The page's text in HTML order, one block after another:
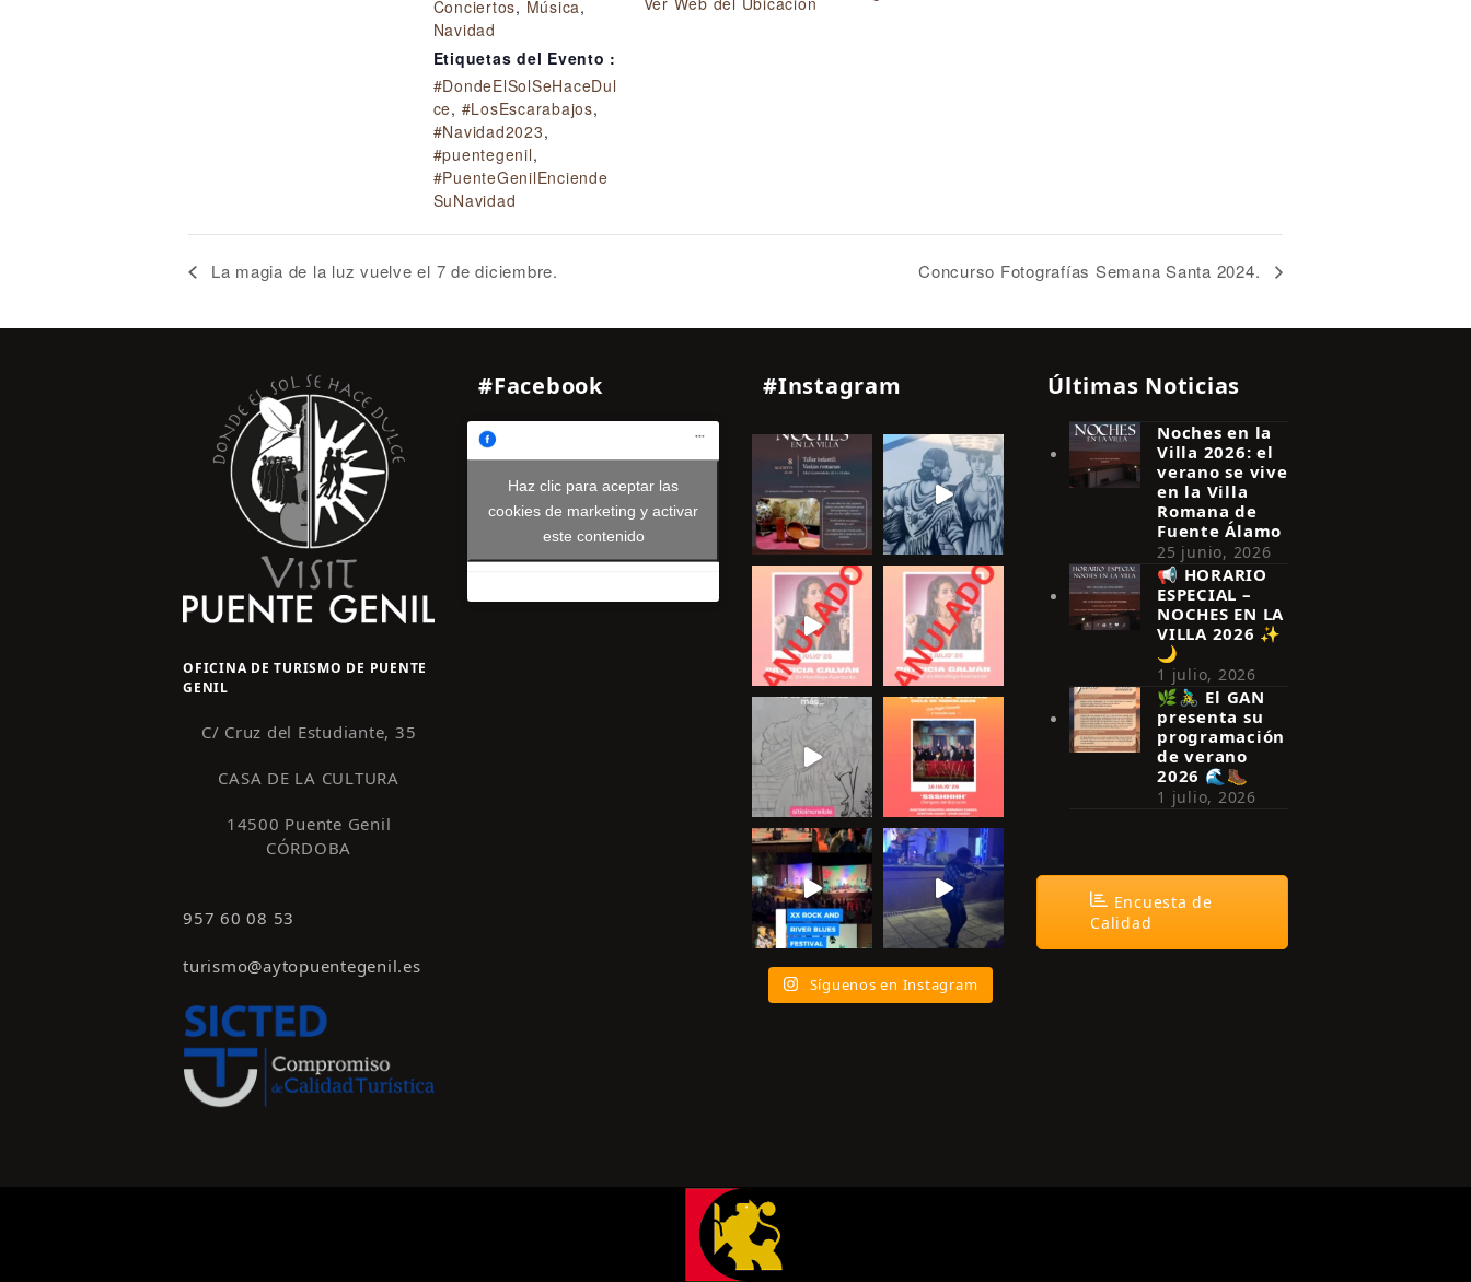
Conciertos, Música,
Navidad
Etiquetas del Evento :
#DondeElSolSeHaceDul
ce, #LosEscarabajos,
#Navidad2023,
#puentegenil,
#PuenteGenilEnciende
SuNavidad
La magia de la luz vuelve el 7 de diciembre. Concurso Fotografías Semana Santa 2024.
OFICINA DE TURISMO DE PUENTE
GENIL
C/ Cruz del Estudiante, 35
CASA DE LA CULTURA
14500 Puente Genil
CÓRDOBA
957 60 08 53
turismo@aytopuentegenil.es
#Facebook
Haz clic para aceptar las
cookies de marketing y activar
este contenido
#Instagram
Síguenos en Instagram
Últimas Noticias
Noches en la
Villa 2026: el
verano se vive
en la Villa
Romana de
Fuente Álamo
25 junio, 2026
📢 HORARIO
ESPECIAL –
NOCHES EN LA
VILLA 2026 ✨
🌙
1 julio, 2026
🌿🚴‍♂️ El GAN
presenta su
programación
de verano
2026 🌊🥾
1 julio, 2026
Encuesta de
Calidad